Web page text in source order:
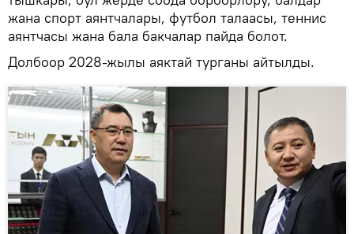
жана спорт аянтчалары, футбол талаасы, теннис
аянтчасы жана бала бакчалар пайда болот.
Долбоор 2028-жылы аяктай турганы айтылды.